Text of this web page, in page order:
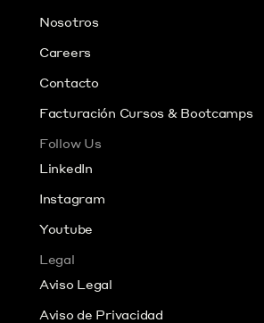
Nosotros
Careers
Contacto
Facturación Cursos & Bootcamps
Follow Us
LinkedIn
Instagram
Youtube
Legal
Aviso Legal
Aviso de Privacidad